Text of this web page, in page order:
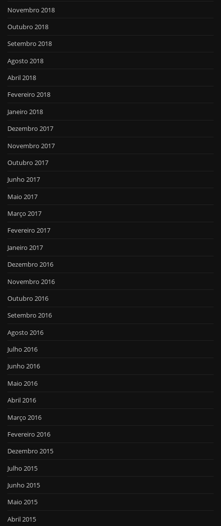
Novembro 2018
Outubro 2018
Setembro 2018
Agosto 2018
Abril 2018
Fevereiro 2018
Janeiro 2018
Dezembro 2017
Novembro 2017
Outubro 2017
Junho 2017
Maio 2017
Março 2017
Fevereiro 2017
Janeiro 2017
Dezembro 2016
Novembro 2016
Outubro 2016
Setembro 2016
Agosto 2016
Julho 2016
Junho 2016
Maio 2016
Abril 2016
Março 2016
Fevereiro 2016
Dezembro 2015
Julho 2015
Junho 2015
Maio 2015
Abril 2015